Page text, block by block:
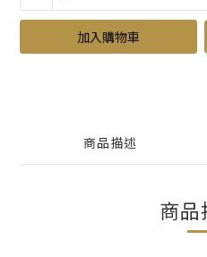
加入購物車
商品描述
商品